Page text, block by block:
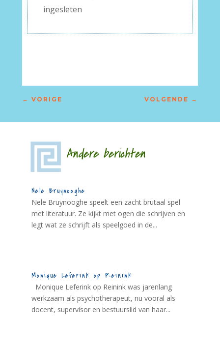
ingesleten
← VORIGE VOLGENDE →
Andere berichten
Nele Bruynooghe
Nele Bruynooghe speelt een zacht brutaal spel
met literatuur. Ze kijkt met ogen die schrijven en
legt wat ze schrijft als speelgoed in de...
Monique Leferink op Reinink
Monique Leferink op Reinink was jarenlang
werkzaam als psychotherapeut, nu vooral als
docent, supervisor en bestuurslid van haar...